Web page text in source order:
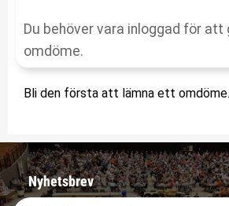
Bli den första att lämna ett omdöme.
Nyhetsbrev